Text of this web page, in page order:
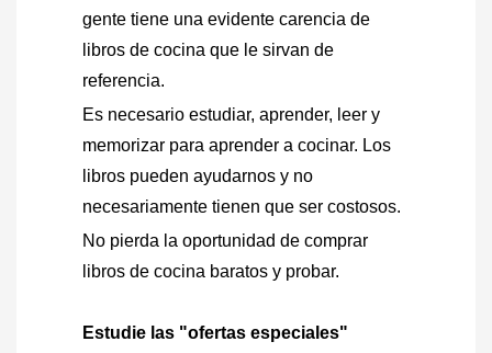
gente tiene una evidente carencia de
libros de cocina que le sirvan de
referencia.
Es necesario estudiar, aprender, leer y
memorizar para aprender a cocinar. Los
libros pueden ayudarnos y no
necesariamente tienen que ser costosos.
No pierda la oportunidad de comprar
libros de cocina baratos y probar.
Estudie las "ofertas especiales"